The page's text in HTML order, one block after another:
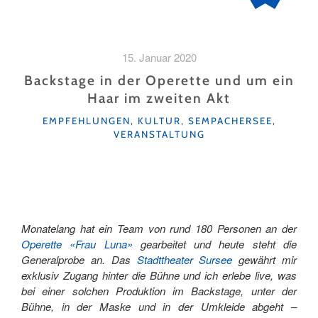
15. Januar 2020
Backstage in der Operette und um ein
Haar im zweiten Akt
KATEGORIEN
EMPFEHLUNGEN, KULTUR, SEMPACHERSEE,
VERANSTALTUNG
Monatelang hat ein Team von rund 180 Personen an der
Operette «Frau Luna» gearbeitet und heute steht die
Generalprobe an. Das Stadttheater Sursee gewährt mir
exklusiv Zugang hinter die Bühne und ich erlebe live, was
bei einer solchen Produktion im Backstage, unter der
Bühne, in der Maske und in der Umkleide abgeht –